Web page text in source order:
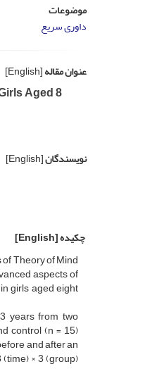
موضوعات
داوری سریع
عنوان مقاله[English]
Aged 8
نویسندگان[English]
چکیده[English]
Theory of Mind
aspects of
girls aged eight
years from two
control (n = 15)
and after an
× 3 (group)